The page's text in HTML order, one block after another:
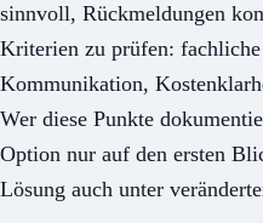
sinnvoll, Rückmeldungen
Kriterien zu prüfen:
Kommunikation,
Wer diese Punkte
Option nur auf den ersten
Lösung auch unter